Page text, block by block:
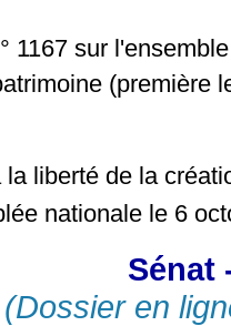
1167 sur
(première
liberté de la
nationale le 6
Sénat
(Dossier en